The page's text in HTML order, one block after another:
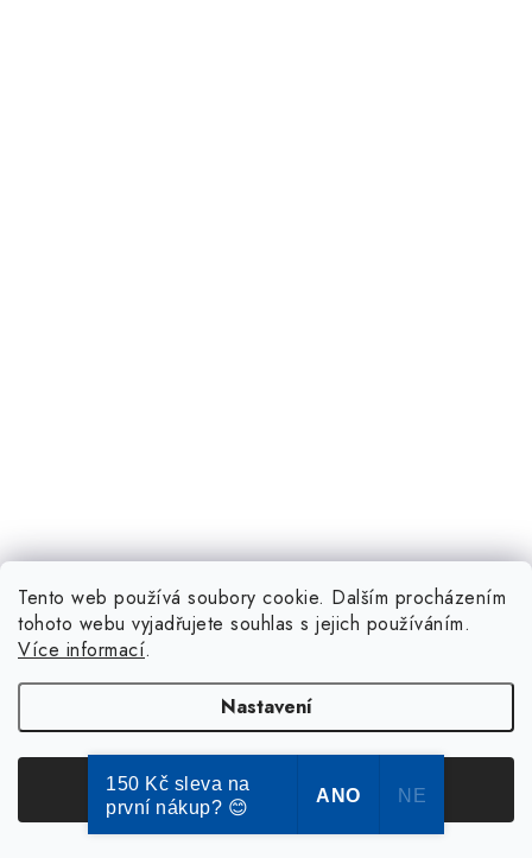
Tento web používá soubory cookie. Dalším procházením
tohoto webu vyjadřujete souhlas s jejich používáním.
Více informací.
Nastavení
Souhlasím
150 Kč sleva na
první nákup? 😊
ANO NE